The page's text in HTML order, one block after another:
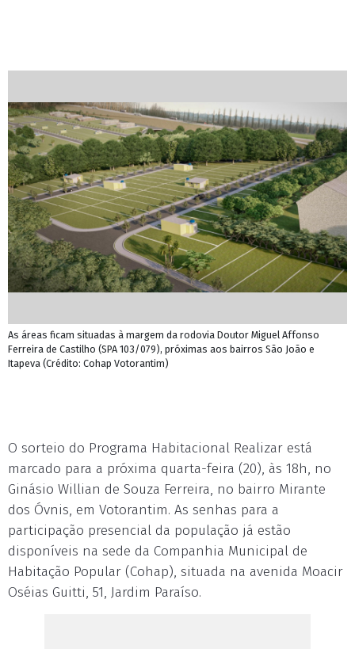
As áreas ficam situadas à margem da rodovia Doutor Miguel Affonso
Ferreira de Castilho (SPA 103/079), próximas aos bairros São João e
Itapeva (Crédito: Cohap Votorantim)
O sorteio do Programa Habitacional Realizar está
marcado para a próxima quarta-feira (20), às 18h, no
Ginásio Willian de Souza Ferreira, no bairro Mirante
dos Óvnis, em Votorantim. As senhas para a
participação presencial da população já estão
disponíveis na sede da Companhia Municipal de
Habitação Popular (Cohap), situada na avenida Moacir
Oséias Guitti, 51, Jardim Paraíso.